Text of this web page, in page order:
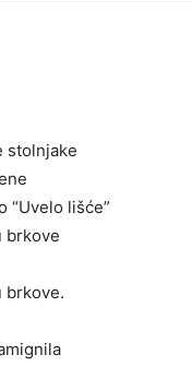
stolnjake
“Uvelo lišće”
brkove
brkove.